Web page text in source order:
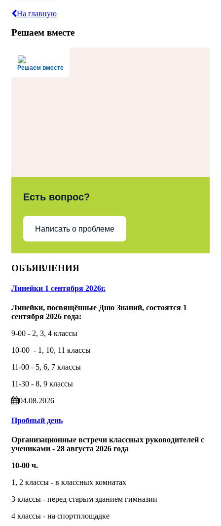
На главную
Решаем вместе
Решаем вместе
Есть вопрос?
Написать о проблеме
ОБЪЯВЛЕНИЯ
Линейки 1 сентября 2026г.
Линейки, посвящённые Дню Знаний, состоятся 1
сентября 2026 года:
9-00 - 2, 3, 4 классы
10-00 - 1, 10, 11 классы
11-00 - 5, 6, 7 классы
11-30 - 8, 9 классы
04.08.2026
Пробный день
Организационные встречи классных руководителей с
учениками - 28 августа 2026 года
10-00 ч.
1, 2 классы - в классных комнатах
3 классы - перед старым зданием гимназии
4 классы - на спортплощадке